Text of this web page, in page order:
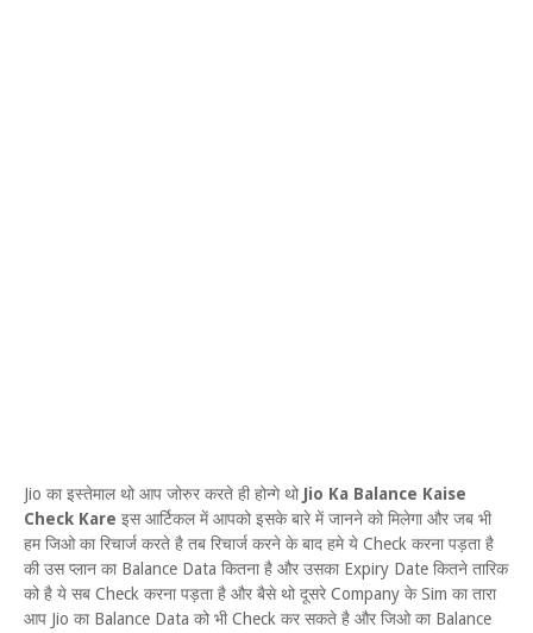
Jio का इस्तेमाल थो आप जोरुर करते ही होन्गे थो Jio Ka Balance Kaise
Check Kare इस आर्टिकल में आपको इसके बारे में जानने को मिलेगा और जब भी
हम जिओ का रिचार्ज करते है तब रिचार्ज करने के बाद हमे ये Check करना पड़ता है
की उस प्लान का Balance Data कितना है और उसका Expiry Date कितने तारिक
को है ये सब Check करना पड़ता है और बैसे थो दूसरे Company के Sim का तारा
आप Jio का Balance Data को भी Check कर सकते है और जिओ का Balance